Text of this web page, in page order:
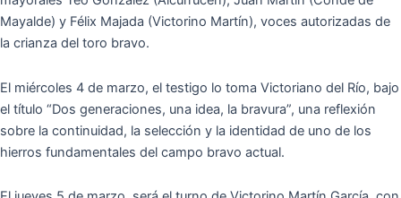
Mayalde) y Félix Majada (Victorino Martín), voces autorizadas de
la crianza del toro bravo.
El miércoles 4 de marzo, el testigo lo toma Victoriano del Río, bajo
el título “Dos generaciones, una idea, la bravura”, una reflexión
sobre la continuidad, la selección y la identidad de uno de los
hierros fundamentales del campo bravo actual.